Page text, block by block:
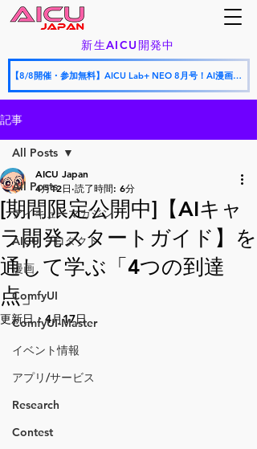
新生AICU開発中
【8/8開催・参加無料】AICU Lab+ NEO 8月号！AI漫画フェスティバル授賞式 × AICU怒涛の新サービス発表会
記事
All Posts
アイキューマガジン
AICU プロダクト
漫画
ComfyUI
ComfyUI-Master
イベント情報
アプリ/サービス
Research
Contest
All Posts
[期間限定公開中]【AIキャ
ラ開発スタートガイド】を
通して学ぶ「4つの到達
点」
AICU Japan
4月12日 読了時間: 6分
更新日：4月17日